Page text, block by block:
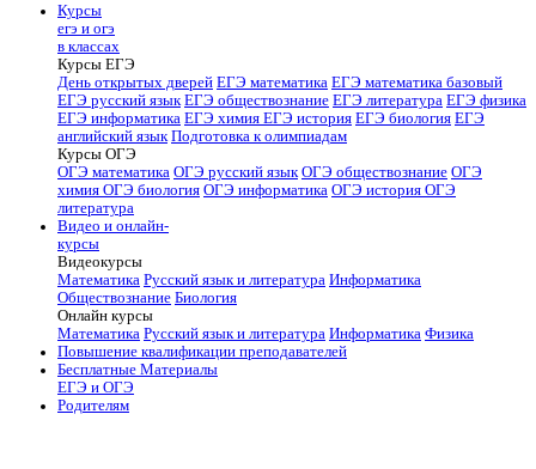
Курсы
егэ и огэ
в классах
Курсы ЕГЭ
День открытых дверей ЕГЭ математика ЕГЭ математика базовый
ЕГЭ русский язык ЕГЭ обществознание ЕГЭ литература ЕГЭ физика
ЕГЭ информатика ЕГЭ химия ЕГЭ история ЕГЭ биология ЕГЭ
английский язык Подготовка к олимпиадам
Курсы ОГЭ
ОГЭ математика ОГЭ русский язык ОГЭ обществознание ОГЭ
химия ОГЭ биология ОГЭ информатика ОГЭ история ОГЭ
литература
Видео и онлайн-
курсы
Видеокурсы
Математика Русский язык и литература Информатика
Обществознание Биология
Онлайн курсы
Математика Русский язык и литература Информатика Физика
Повышение квалификации преподавателей
Бесплатные Материалы
ЕГЭ и ОГЭ
Родителям